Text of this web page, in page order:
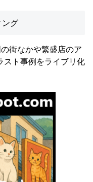
グ
街なかや繁盛店のア
スト事例をライブリ化